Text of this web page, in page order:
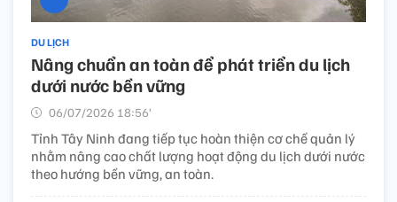
DU LỊCH
Nâng chuẩn an toàn để phát triển du lịch
dưới nước bền vững
06/07/2026 18:56’
Tỉnh Tây Ninh đang tiếp tục hoàn thiện cơ chế quản lý
nhằm nâng cao chất lượng hoạt động du lịch dưới nước
theo hướng bền vững, an toàn.